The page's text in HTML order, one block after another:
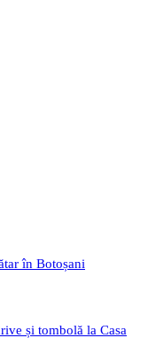
în Botoșani
și tombolă la Casa